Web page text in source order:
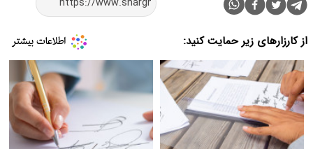
از کارزارهای زیر حمایت کنید: